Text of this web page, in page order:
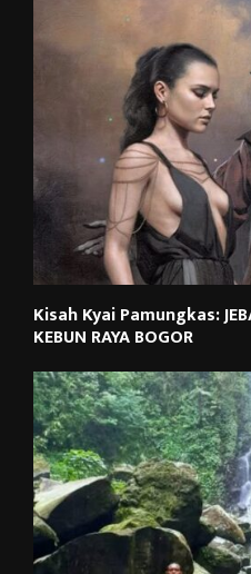
Kisah Kyai Pamungkas:
KEBUN RAYA BOGOR